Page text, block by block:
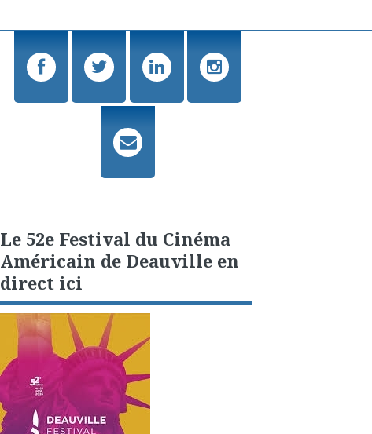
Le 52e Festival du Cinéma
Américain de Deauville en
direct ici